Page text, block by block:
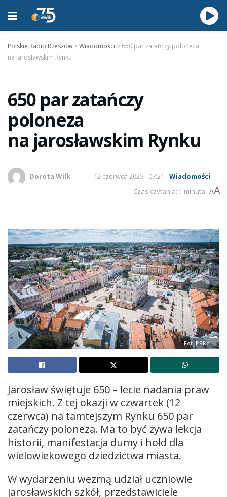
Polskie Radio Rzeszów >Wiadomości > 650 par zatańczy poloneza
na jarosławskim Rynku
650 par zatańczy
poloneza
na jarosławskim Rynku
Dorota Wilk 12 czerwca 2025 - 07:21
Wiadomości
Czas czytania: 1 minuta AA
Fot. PRRz
Jarosław świętuje 650 – lecie nadania praw
miejskich. Z tej okazji w czwartek (12
czerwca) na tamtejszym Rynku 650 par
zatańczy poloneza. Ma to być żywa lekcja
historii, manifestacja dumy i hołd dla
wielowiekowego dziedzictwa miasta.
W wydarzeniu wezmą udział uczniowie
jarosławskich szkół, przedstawiciele